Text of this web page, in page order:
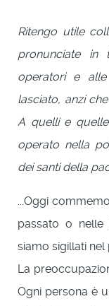
Ritengo utile
pronunciate
operatori e
lasciato, anzi
A quelli e
operato nella
dei santi della
...Oggi
passato o nelle
siamo sigillati nel
La
Ogni persona è